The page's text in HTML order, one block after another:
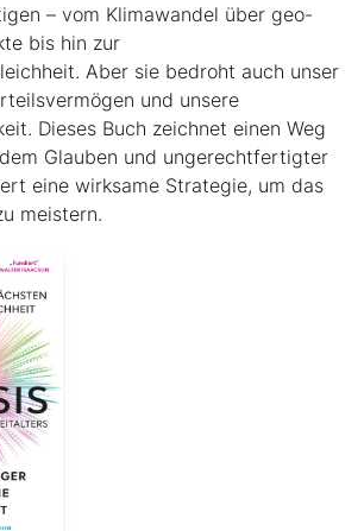
– vom Klimawandel über geo­
bis hin zur
Aber sie bedroht auch unser
und unsere
Dieses Buch zeichnet einen Weg
Glauben und ungerechtfertigter
eine wirksame Strategie, um das
meistern.